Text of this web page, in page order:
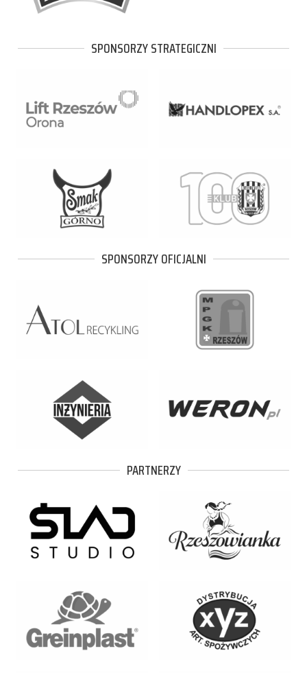
SPONSORZY STRATEGICZNI
SPONSORZY OFICJALNI
PARTNERZY